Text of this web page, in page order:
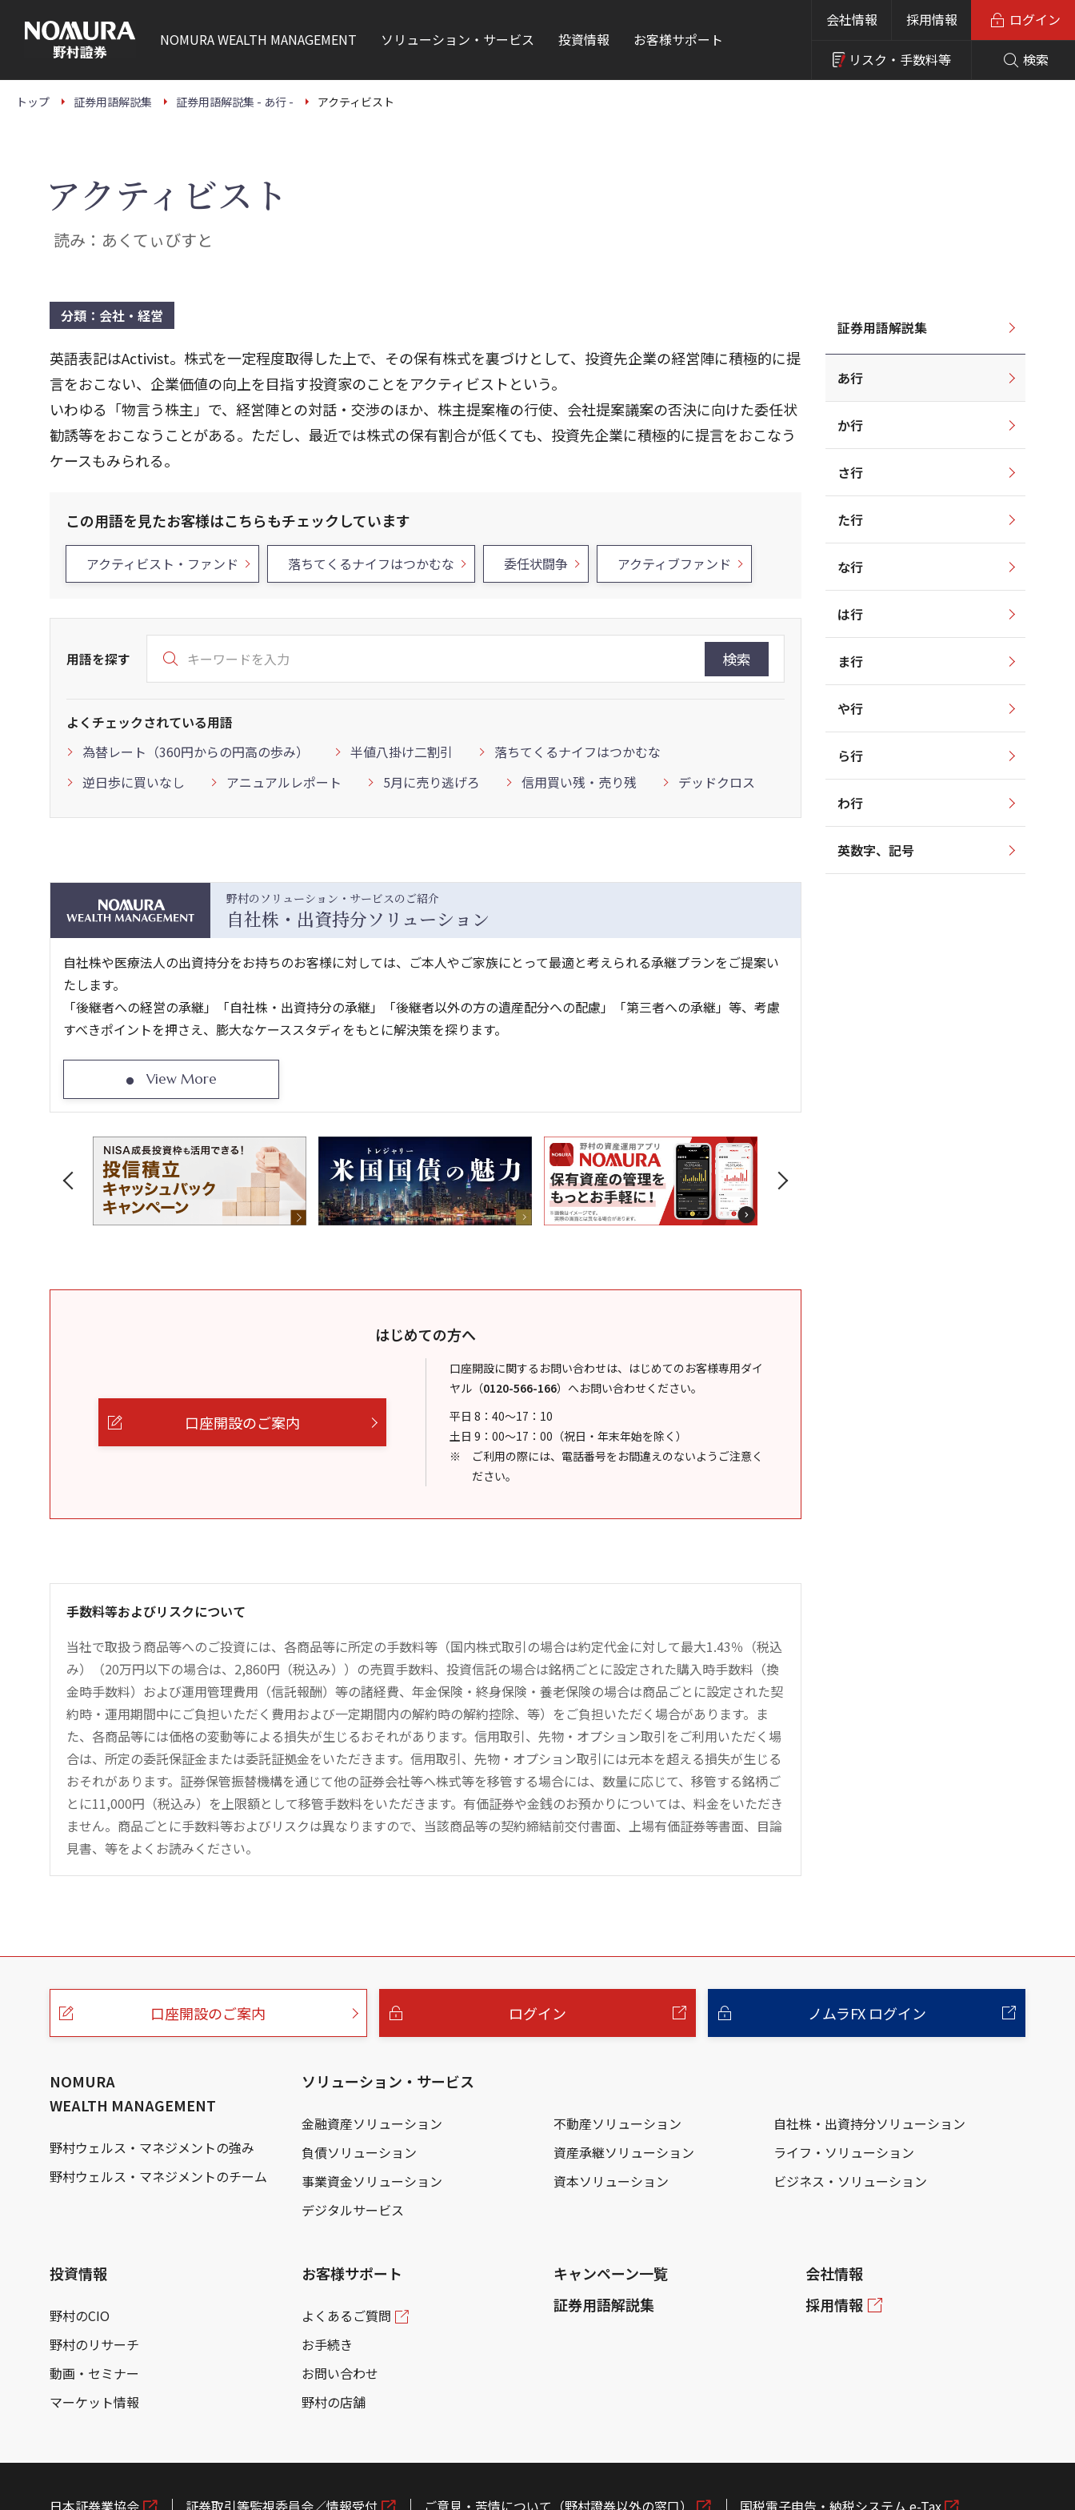
本
NOMURAWEALTH MANAGEMENT ソリューション・サービス 投資情報 お客様サポート
会社情報 採用情報
リスク・ 手数料等 検索
ログイン
トップ 証券用語解説集 証券用語解説集 - あ行 - アクティビスト
アクティビスト
読み：あくてぃびすと
分類：会社・経営
英語表記はActivist。株式を一定程度取得した上で、その保有株式を裏づけとして、投資先企業の経営陣に積極的に提
言をおこない、企業価値の向上を目指す投資家のことをアクティビストという。
いわゆる「物言う株主」で、経営陣との対話・交渉のほか、株主提案権の行使、会社提案議案の否決に向けた委任状
勧誘等をおこなうことがある。ただし、最近では株式の保有割合が低くても、投資先企業に積極的に提言をおこなう
ケースもみられる。
この用語を見たお客様はこちらもチェックしています
アクティビスト・ファンド 落ちてくるナイフはつかむな 委任状闘争 アクティブファンド
用語を探す 検索
よくチェックされている用語
為替レート（360円からの円高の歩み）
半値八掛け二割引
落ちてくるナイフはつかむな
逆日歩に買いなし
アニュアルレポート 5月に売り逃げろ 信用買い残・売り残 デッドクロス
野村のソリューション・サービスのご紹介
自社株・出資持分ソリューション
自社株や医療法人の出資持分をお持ちのお客様に対しては、ご本人やご家族にとって最適と考えられる承継プランをご提案い
たします。
「後継者への経営の承継」「自社株・出資持分の承継」「後継者以外の方の遺産配分への配慮」「第三者への承継」等、考慮
すべきポイントを押さえ、膨大なケーススタディをもとに解決策を探ります。
View More
はじめての方へ
口座開設のご案内
口座開設に関するお問い合わせは、はじめてのお客様専用ダイ
ヤル （0120-566-166） へお問い合わせください。
平日 8：40～17：10
土日 9：00～17：00（祝日・年末年始を除く）
ご利用の際には、電話番号をお間違えのないようご注意く
ださい。
手数料等およびリスクについて
当社で取扱う商品等へのご投資には、各商品等に所定の手数料等（国内株式取引の場合は約定代金に対して最大1.43％（税込
み）（20万円以下の場合は、2,860円（税込み））の売買手数料、投資信託の場合は銘柄ごとに設定された購入時手数料（換
金時手数料）および運用管理費用（信託報酬）等の諸経費、年金保険・終身保険・養老保険の場合は商品ごとに設定された契
約時・運用期間中にご負担いただく費用および一定期間内の解約時の解約控除、等）をご負担いただく場合があります。ま
た、各商品等には価格の変動等による損失が生じるおそれがあります。信用取引、先物・オプション取引をご利用いただく場
合は、所定の委託保証金または委託証拠金をいただきます。信用取引、先物・オプション取引には元本を超える損失が生じる
おそれがあります。証券保管振替機構を通じて他の証券会社等へ株式等を移管する場合には、数量に応じて、移管する銘柄ご
とに11,000円（税込み）を上限額として移管手数料をいただきます。有価証券や金銭のお預かりについては、料金をいただき
ません。商品ごとに手数料等およびリスクは異なりますので、当該商品等の契約締結前交付書面、上場有価証券等書面、目論
見書、等をよくお読みください。
証券用語解説集
あ行
か行
さ行
た行
な行
は行
ま行
や行
ら行
わ行
英数字、記号
こ
口座開設のご案内 ログイン ノムラFX ログイン
NOMURA
WEALTH MANAGEMENT
野村ウェルス・マネジメントの強み
野村ウェルス・マネジメントのチーム
ソリューション・サービス
金融資産ソリューション 不動産ソリューション
自社株・出資持分ソリューション
負債ソリューション
資産承継ソリューション
ライフ・ソリューション
事業資金ソリューション
資本ソリューション
ビジネス・ソリューション
デジタルサービス
投資情報
野村のCIO
野村のリサーチ
動画・セミナー
マーケット情報
お客様サポート
よくあるご質問
お手続き
お問い合わせ
野村の店舗
キャンペーン一覧
証券用語解説集
会社情報
採用情報